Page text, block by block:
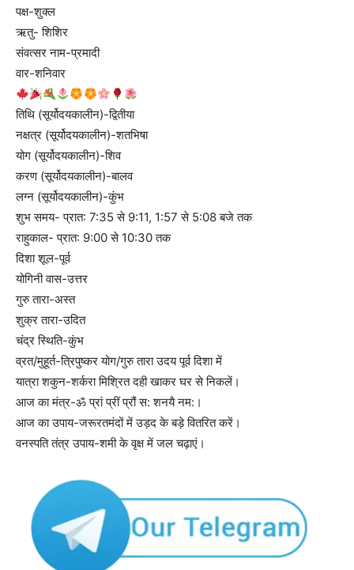
पक्ष-शुक्ल
ऋतु- शिशिर
संवत्सर नाम-प्रमादी
वार-शनिवार
तिथि (सूर्योदयकालीन)-द्वितीया
नक्षत्र (सूर्योदयकालीन)-शतभिषा
योग (सूर्योदयकालीन)-शिव
करण (सूर्योदयकालीन)-बालव
लग्न (सूर्योदयकालीन)-कुंभ
शुभ समय- प्रात: 7:35 से 9:11, 1:57 से 5:08 बजे तक
राहुकाल- प्रात: 9:00 से 10:30 तक
दिशा शूल-पूर्व
योगिनी वास-उत्तर
गुरु तारा-अस्त
शुक्र तारा-उदित
चंद्र स्थिति-कुंभ
व्रत/मुहूर्त-त्रिपुष्कर योग/गुरु तारा उदय पूर्व दिशा में
यात्रा शकुन-शर्करा मिश्रित दही खाकर घर से निकलें।
आज का मंत्र-ॐ प्रां प्रीं प्रौं स: शनयै नम:।
आज का उपाय-जरूरतमंदों में उड़द के बड़े वितरित करें।
वनस्पति तंत्र उपाय-शमी के वृक्ष में जल चढ़ाएं।